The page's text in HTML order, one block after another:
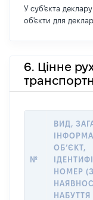
У суб'єкта
об'єкти для
6. Цінне
№
ВИД,
ОБʼЄКТ,
НОМЕР
НАБУТТЯ